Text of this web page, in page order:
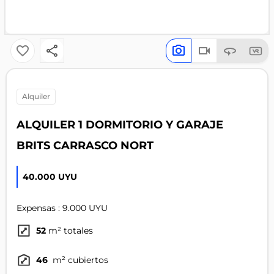
alquiler
ALQUILER 1 DORMITORIO Y GARAJE
BRITS CARRASCO NORT
40.000 UYU
Expensas : 9.000 UYU
52 m² totales
46 m² cubiertos